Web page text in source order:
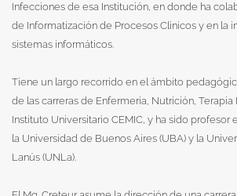
Infecciones de esa Institución, en donde ha
de Informatización de Procesos Clínicos y en la
sistemas informáticos.
Tiene un largo recorrido en el ámbito
de las carreras de Enfermería, Nutrición,
Instituto Universitario CEMIC, y ha sido profesor
la Universidad de Buenos Aires (UBA) y la
Lanús (UNLa).